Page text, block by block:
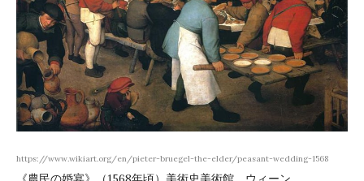
https://www.wikiart.org/en/pieter-bruegel-the-elder/peasant-wedding-1568